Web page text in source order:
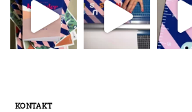
KONTAKT